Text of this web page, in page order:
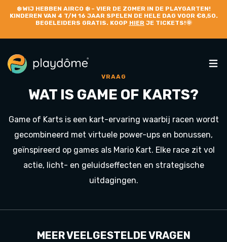
❄️WIJ HEBBEN AIRCO ❄️ – VIER DE ZOMER IN DE PLAYGARTEN!
KINDEREN VAN 4 T/M 16 JAAR SPELEN DE HELE DAG VOOR €8,50.
BEGELEIDERS GRATIS. KOOP HIERJE TICKETS!🌞
VRAAG
WAT IS GAME OF KARTS?
Game of Karts is een kart-ervaring waarbij racen wordt
gecombineerd met virtuele power-ups en bonussen,
geïnspireerd op games als Mario Kart. Elke race zit vol
actie, licht- en geluidseffecten en strategische
uitdagingen.
MEER VEELGESTELDE VRAGEN